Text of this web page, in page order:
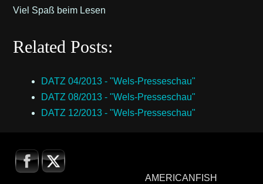
Viel Spaß beim Lesen
Related Posts:
DATZ 04/2013 - "Wels-Presseschau"
DATZ 08/2013 - "Wels-Presseschau"
DATZ 12/2013 - "Wels-Presseschau"
AMERICANFISH